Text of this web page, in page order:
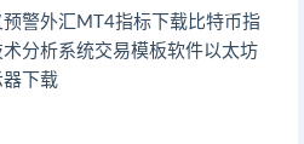
警外汇MT4指标下载比特币指
分析系统交易模板软件以太坊
下载